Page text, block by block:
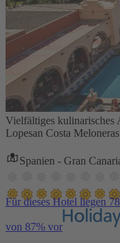
Vielfältiges kulinarisches
Lopesan Costa
Spanien - Gran
Für dieses Hotel liegen
von 87% vor